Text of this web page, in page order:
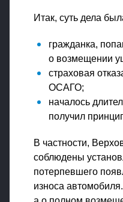
Итак, суть дела
гражданка,
о возмещении
страховая
ОСАГО;
началось
получил
В частности,
соблюдены
потерпевшего
износа